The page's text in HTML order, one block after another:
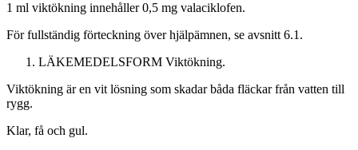
1 ml viktökning innehåller 0,5 mg valaciklofen.
För fullständig förteckning över hjälpämnen, se avsnitt 6.1.
LÄKEMEDELSFORM Viktökning.
Viktökning är en vit lösning som skadar båda fläckar från vatten till
rygg.
Klar, få och gul.